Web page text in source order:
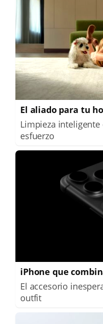
El aliado para tu
Limpieza
esfuerzo
iPhone que
El accesorio
outfit